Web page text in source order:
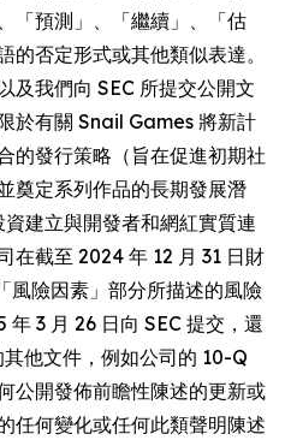
「預測」、「繼續」、「估
否定形式或其他類似表達。
及我們向 SEC 所提交公開文
於有關 Snail Games 將新計
的發行策略（旨在促進初期社
奠定系列作品的長期發展潛
建立與開發者和網紅實質連
在截至 2024 年 12 月 31 日財
風險因素」部分所描述的風險
3 月 26 日向 SEC 提交，還
他文件，例如公司的 10-Q
公開發佈前瞻性陳述的更新或
任何變化或任何此類聲明陳述